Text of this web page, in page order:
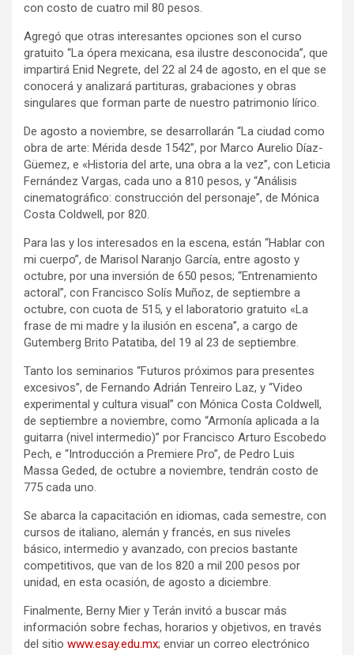
con costo de cuatro mil 80 pesos.
Agregó que otras interesantes opciones son el curso
gratuito “La ópera mexicana, esa ilustre desconocida”, que
impartirá Enid Negrete, del 22 al 24 de agosto, en el que se
conocerá y analizará partituras, grabaciones y obras
singulares que forman parte de nuestro patrimonio lírico.
De agosto a noviembre, se desarrollarán “La ciudad como
obra de arte: Mérida desde 1542”, por Marco Aurelio Díaz-
Güemez, e «Historia del arte, una obra a la vez”, con Leticia
Fernández Vargas, cada uno a 810 pesos, y “Análisis
cinematográfico: construcción del personaje”, de Mónica
Costa Coldwell, por 820.
Para las y los interesados en la escena, están “Hablar con
mi cuerpo”, de Marisol Naranjo García, entre agosto y
octubre, por una inversión de 650 pesos; “Entrenamiento
actoral”, con Francisco Solís Muñoz, de septiembre a
octubre, con cuota de 515, y el laboratorio gratuito «La
frase de mi madre y la ilusión en escena”, a cargo de
Gutemberg Brito Patatiba, del 19 al 23 de septiembre.
Tanto los seminarios “Futuros próximos para presentes
excesivos”, de Fernando Adrián Tenreiro Laz, y “Video
experimental y cultura visual” con Mónica Costa Coldwell,
de septiembre a noviembre, como “Armonía aplicada a la
guitarra (nivel intermedio)” por Francisco Arturo Escobedo
Pech, e “Introducción a Premiere Pro”, de Pedro Luis
Massa Geded, de octubre a noviembre, tendrán costo de
775 cada uno.
Se abarca la capacitación en idiomas, cada semestre, con
cursos de italiano, alemán y francés, en sus niveles
básico, intermedio y avanzado, con precios bastante
competitivos, que van de los 820 a mil 200 pesos por
unidad, en esta ocasión, de agosto a diciembre.
Finalmente, Berny Mier y Terán invitó a buscar más
información sobre fechas, horarios y objetivos, en través
del sitio www.esay.edu.mx; enviar un correo electrónico